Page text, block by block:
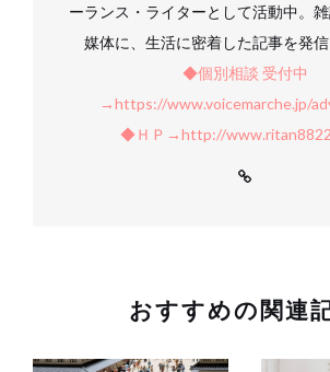
ーランス・ライターとして活動中。
媒体に、生活に密着した記事を発信
◆個別相談 受付中
→https://www.voicemarche.jp/
◆ＨＰ→http://
おすすめの関連